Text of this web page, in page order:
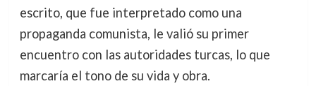
escrito, que fue interpretado como una
propaganda comunista, le valió su primer
encuentro con las autoridades turcas, lo que
marcaría el tono de su vida y obra.